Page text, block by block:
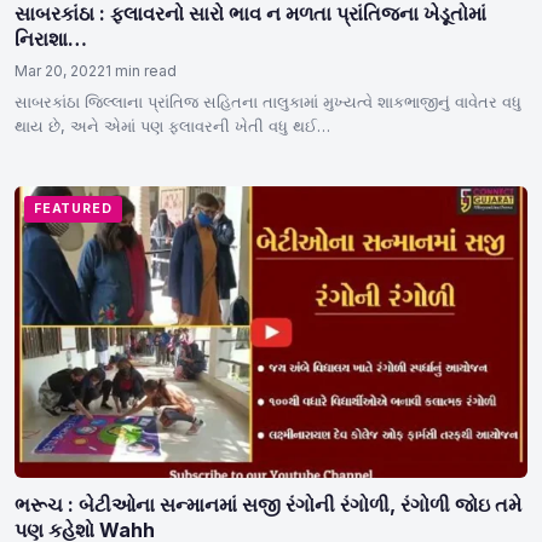
સાબરકાંઠા : ફલાવરનો સારો ભાવ ન મળતા પ્રાંતિજના ખેડૂતોમાં
નિરાશા…
Mar 20, 20221 min read
સાબરકાંઠા જિલ્લાના પ્રાંતિજ સહિતના તાલુકામાં મુખ્યત્વે શાકભાજીનું વાવેતર વધુ
થાય છે, અને એમાં પણ ફલાવરની ખેતી વધુ થઈ…
FEATURED
ભરૂચ : બેટીઓના સન્માનમાં સજી રંગોની રંગોળી, રંગોળી જોઇ તમે
પણ કહેશો Wahh